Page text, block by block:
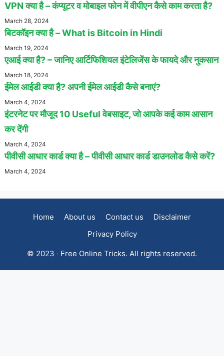
VPN क्या है – कंप्यूटर व मोबाइल फोन में वीपीएन कैसे काम करता है?
March 28, 2024
बिटकॉइन क्या है – What is Bitcoin in Hindi
March 19, 2024
एआई क्या है? – जानिए आर्टिफिशियल इंटेलिजेंस के फायदे और नुकसान
March 18, 2024
ईमेल आईडी क्या है? अपनी ईमेल आईडी कैसे बनाएं?
March 4, 2024
इंटरनेट पर मौजूद 10 Useful वेबसाइट, जो आपके कई काम आसान
कर देंगी
March 4, 2024
पीवीसी आधार कार्ड क्या है – पीवीसी आधार कार्ड डाउनलोड कैसे करें?
March 4, 2024
Home About us Contact us
Disclaimer
Privacy Policy
© 2023 ‧ Free Online Tricks. All rights reserved.